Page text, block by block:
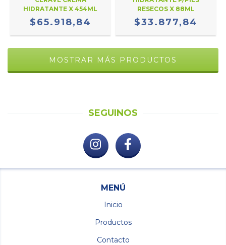
HIDRATANTE X 454ML
$65.918,84
RESECOS X 88ML
$33.877,84
MOSTRAR MÁS PRODUCTOS
SEGUINOS
MENÚ
Inicio
Productos
Contacto